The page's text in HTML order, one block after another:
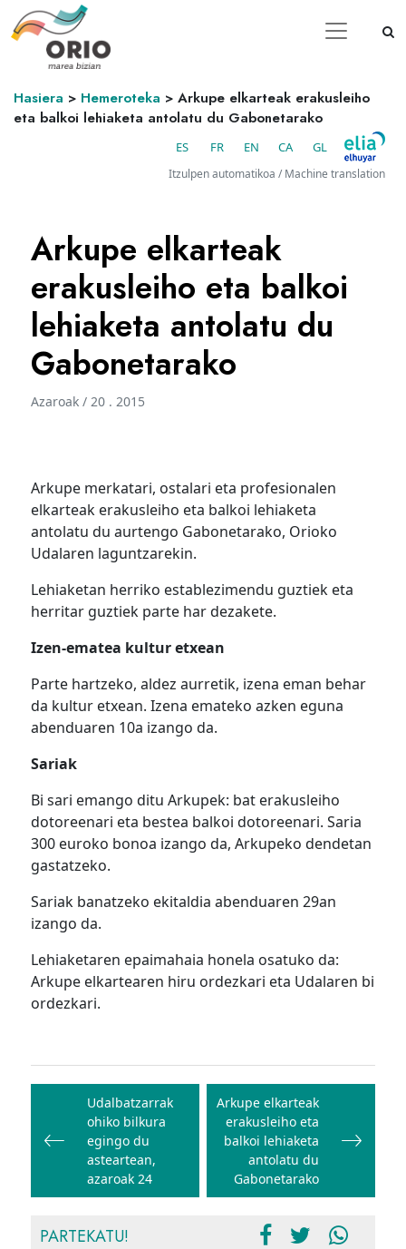
Hasiera > Hemeroteka > Arkupe elkarteak erakusleiho
eta balkoi lehiaketa antolatu du Gabonetarako
ES FR EN CA GL
Itzulpen automatikoa / Machine translation
Arkupe elkarteak
erakusleiho eta balkoi
lehiaketa antolatu du
Gabonetarako
Azaroak / 20 . 2015
Arkupe merkatari, ostalari eta profesionalen
elkarteak erakusleiho eta balkoi lehiaketa
antolatu du aurtengo Gabonetarako, Orioko
Udalaren laguntzarekin.
Lehiaketan herriko establezimendu guztiek eta
herritar guztiek parte har dezakete.
Izen-ematea kultur etxean
Parte hartzeko, aldez aurretik, izena eman behar
da kultur etxean. Izena emateko azken eguna
abenduaren 10a izango da.
Sariak
Bi sari emango ditu Arkupek: bat erakusleiho
dotoreenari eta bestea balkoi dotoreenari. Saria
300 euroko bonoa izango da, Arkupeko dendetan
gastatzeko.
Sariak banatzeko ekitaldia abenduaren 29an
izango da.
Lehiaketaren epaimahaia honela osatuko da:
Arkupe elkartearen hiru ordezkari eta Udalaren bi
ordezkari.
Bidalketetan
zehar
nabigatu
Udalbatzarrak
ohiko bilkura
egingo du
asteartean,
azaroak 24
Arkupe elkarteak
erakusleiho eta
balkoi lehiaketa
antolatu du
Gabonetarako
PARTEKATU!